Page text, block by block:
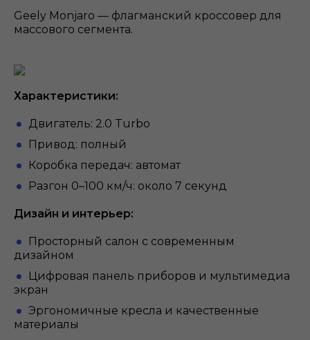
Geely Monjaro — флагманский кроссовер для
массового сегмента.
Характеристики:
Двигатель: 2.0 Turbo
Привод: полный
Коробка передач: автомат
Разгон 0–100 км/ч: около 7 секунд
Дизайн и интерьер:
Просторный салон с современным
дизайном
Цифровая панель приборов и мультимедиа
экран
Эргономичные кресла и качественные
материалы